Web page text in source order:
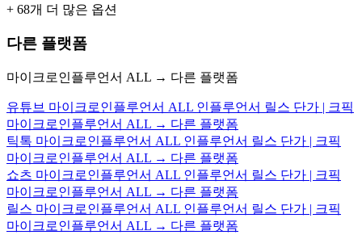
+ 68개 더 많은 옵션
다른 플랫폼
마이크로인플루언서 ALL → 다른 플랫폼
유튜브 마이크로인플루언서 ALL 인플루언서 릴스 단가 | 크픽
마이크로인플루언서 ALL → 다른 플랫폼
틱톡 마이크로인플루언서 ALL 인플루언서 릴스 단가 | 크픽
마이크로인플루언서 ALL → 다른 플랫폼
쇼츠 마이크로인플루언서 ALL 인플루언서 릴스 단가 | 크픽
마이크로인플루언서 ALL → 다른 플랫폼
릴스 마이크로인플루언서 ALL 인플루언서 릴스 단가 | 크픽
마이크로인플루언서 ALL → 다른 플랫폼